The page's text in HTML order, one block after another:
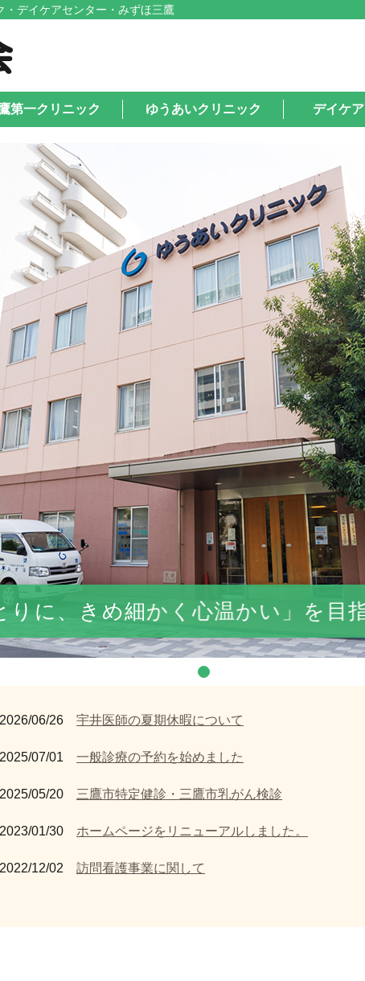
・デイケアセンター・みずほ三鷹
第一クリニック ゆうあいクリニック デイケ
りに、きめ細かく心温かい」を目
2026/06/26 宇井医師の夏期休暇について
2025/07/01 一般診療の予約を始めました
2025/05/20 三鷹市特定健診・三鷹市乳がん検診
2023/01/30 ホームページをリニューアルしました。
2022/12/02 訪問看護事業に関して